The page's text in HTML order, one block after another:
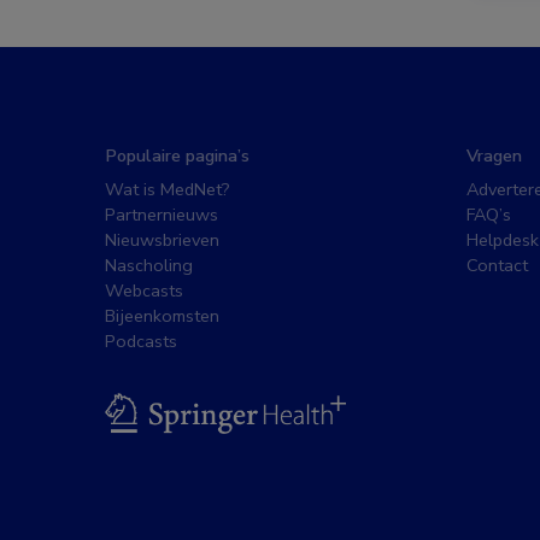
Populaire pagina’s
Wat is MedNet?
Partnernieuws
Nieuwsbrieven
Nascholing
Webcasts
Bijeenkomsten
Podcasts
Vragen
FAQ’s
Contact
BSL